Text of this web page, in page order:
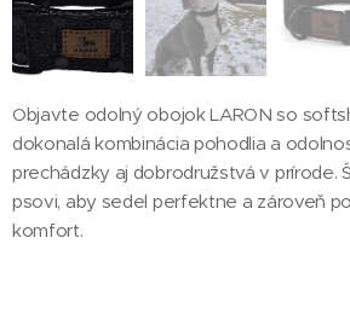
Objavte odolný obojok LARON so
dokonalá kombinácia pohodlia a
prechádzky aj dobrodružstvá v prírode.
psovi, aby sedel perfektne a zároveň
komfort.